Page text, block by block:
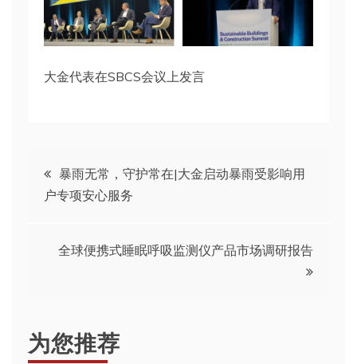
大金代表在SBCS会议上发言
文
章
暴雨无常，守护常在|大金启动暴雨受影响用
户专项安心服务
全球便携式睡眠呼吸监测仪产品市场调研报告
为您推荐